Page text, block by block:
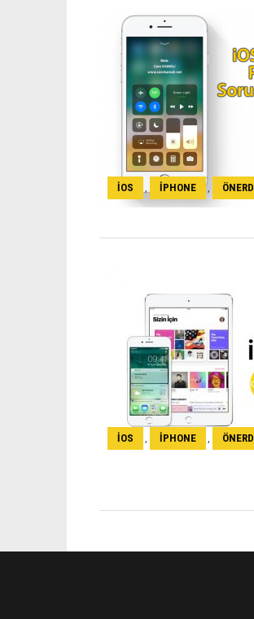
IOS , IPHONE ,
IOS , IPHONE ,